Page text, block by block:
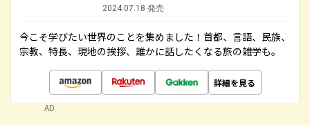
2024.07.18 発売
今こそ学びたい世界のことを集めました！首都、言語、民族、
宗教、特長、現地の挨拶、誰かに話したくなる旅の雑学も。
詳細を見る
AD